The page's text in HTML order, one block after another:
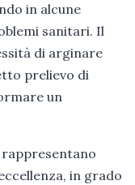
in alcune
sanitari. Il
di arginare
prelievo di
un
in grado